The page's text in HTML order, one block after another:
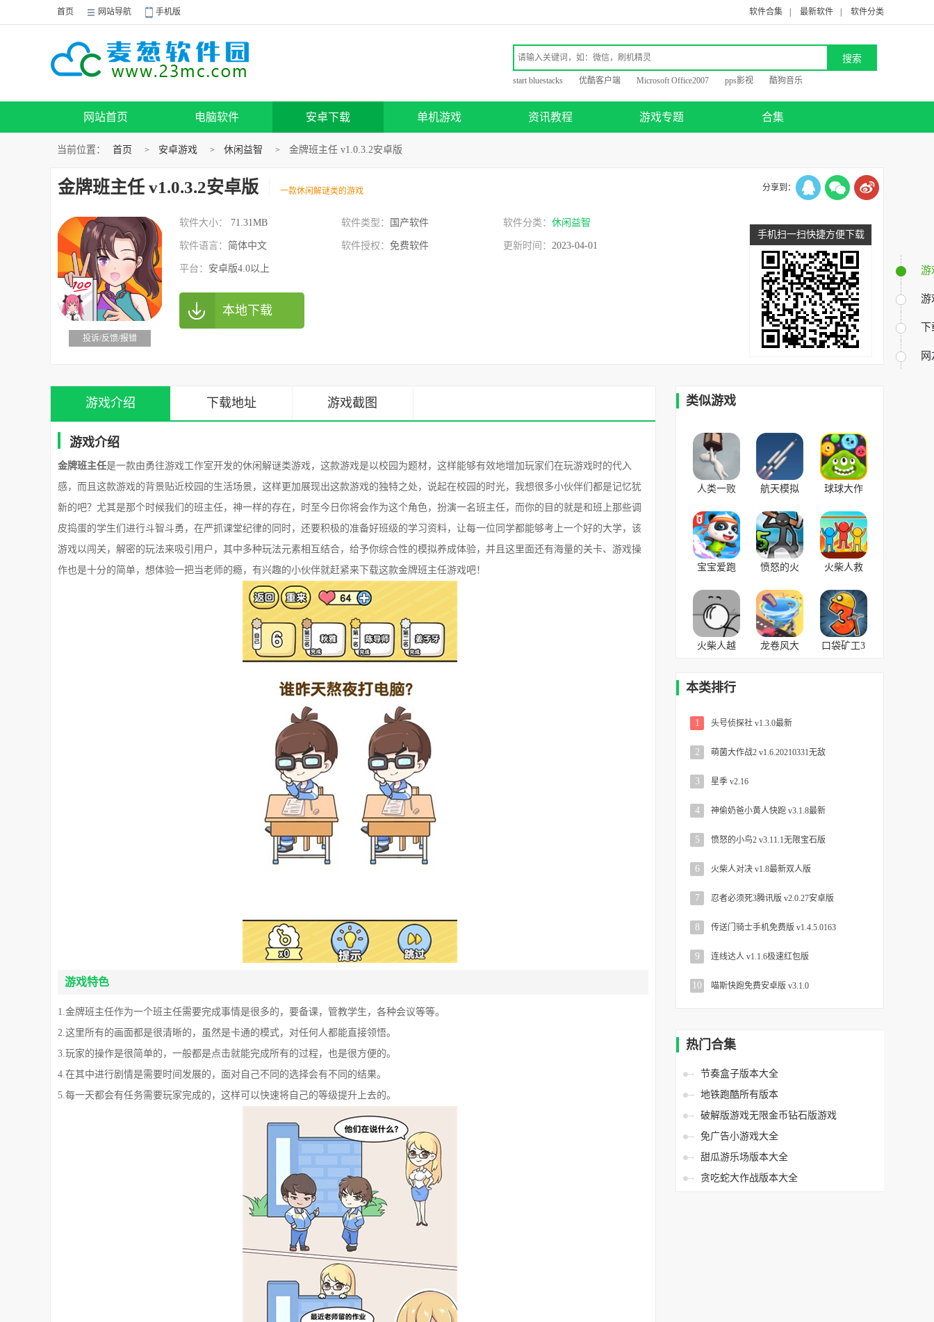
首页 网站导航 手机版 软件合集 最新软件 软件分类
start bluestacks 优酷客户端 Microsoft Office2007 pps影视 酷狗音乐
网站首页 电脑软件 安卓下载 单机游戏 资讯教程 游戏专题 合集
当前位置： 首页 > 安卓游戏 > 休闲益智 > 金牌班主任 v1.0.3.2安卓版
金牌班主任 v1.0.3.2安卓版 一款休闲解谜类的游戏 分享到：
投诉/反馈/报错
软件大小： 71.31MB 软件类型： 国产软件 软件分类： 休闲益智
软件语言： 简体中文 软件授权： 免费软件 更新时间： 2023-04-01
平台： 安卓版4.0以上
本地下载
手机扫一扫快捷方便下载
类似游戏
人类一败
安卓版
航天模拟
v3.2安卓版
球球大作
官方最新
版
宝宝爱跑
v9.55.00.00
安卓版
愤怒的火
v1.1.15无
限金币版
火柴人救
安卓版
火柴人越
v1.0.3中文
龙卷风大
口袋矿工3
本类排行
1 头号侦探社 v1.3.0最新
2 萌菌大作战2 v1.6.20210331无敌
3 星季 v2.16
4 神偷奶爸小黄人快跑 v3.1.8最新
5 愤怒的小鸟2 v3.11.1无限宝石版
6 火柴人对决 v1.8最新双人版
7 忍者必须死3腾讯版 v2.0.27安卓版
8 传送门骑士手机免费版 v1.4.5.0163
9 连线达人 v1.1.6极速红包版
10 喵斯快跑免费安卓版 v3.1.0
热门合集
节奏盒子版本大全
地铁跑酷所有版本
破解版游戏无限金币钻石版游戏
免广告小游戏大全
甜瓜游乐场版本大全
贪吃蛇大作战版本大全
游戏介绍 下载地址 游戏截图
游戏介绍
金牌班主任是一款由勇往游戏工作室开发的休闲解谜类游戏，这款游戏是以校园为题材，这样能够有效地增加玩家们在玩游戏时的代入
感，而且这款游戏的背景贴近校园的生活场景，这样更加展现出这款游戏的独特之处，说起在校园的时光，我想很多小伙伴们都是记忆犹
新的吧？尤其是那个时候我们的班主任，神一样的存在，时至今日你将会作为这个角色，扮演一名班主任，而你的目的就是和班上那些调
皮捣蛋的学生们进行斗智斗勇，在严抓课堂纪律的同时，还要积极的准备好班级的学习资料，让每一位同学都能够考上一个好的大学，该
游戏以闯关，解密的玩法来吸引用户，其中多种玩法元素相互结合，给予你综合性的模拟养成体验，并且这里面还有海量的关卡、游戏操
作也是十分的简单，想体验一把当老师的瘾，有兴趣的小伙伴就赶紧来下载这款金牌班主任游戏吧！
游戏特色
1.金牌班主任作为一个班主任需要完成事情是很多的，要备课，管教学生，各种会议等等。
2.这里所有的画面都是很清晰的，虽然是卡通的模式，对任何人都能直接领悟。
3.玩家的操作是很简单的，一般都是点击就能完成所有的过程，也是很方便的。
4.在其中进行剧情是需要时间发展的，面对自己不同的选择会有不同的结果。
5.每一天都会有任务需要玩家完成的，这样可以快速将自己的等级提升上去的。
游
游
下